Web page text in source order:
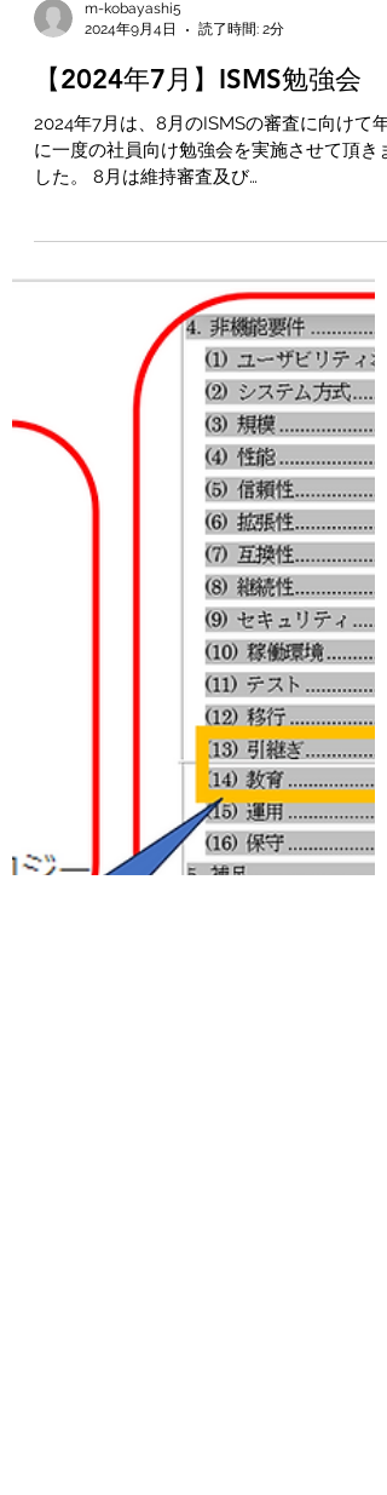
m-kobayashi5
2024年9月4日
読了時間: 2分
【2024年7月】ISMS勉強会
2024年7月は、8月のISMSの審査に向けて年
に一度の社員向け勉強会を実施させて頂きま
した。 8月は維持審査及び
ISO/IEC27001:2022の規格への移行審査もあ
りますので、どのように変更されたのか？も
含めて社員教育させて頂きました。...